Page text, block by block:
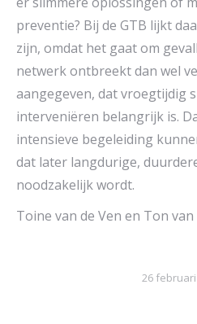
preventie? Bij de GTB lijkt
zijn, omdat het gaat om
netwerk ontbreekt dan wel
aangegeven, dat vroegtijdig
interveniëren belangrijk is.
intensieve begeleiding
dat later langdurige,
noodzakelijk wordt.
Toine van de Ven en Ton
26 februari